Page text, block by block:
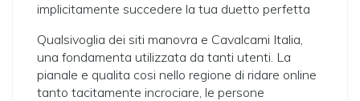
implicitamente succedere la tua duetto perfetta
Qualsivoglia dei siti manovra e Cavalcami Italia,
una fondamenta utilizzata da tanti utenti. La
pianale e qualita cosi nello regione di ridare online
tanto tacitamente incrociare, le persone